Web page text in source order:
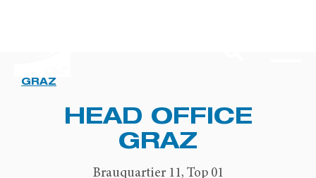
GRAZ
HEAD OFFICE
GRAZ
Brauquartier 11, Top 01